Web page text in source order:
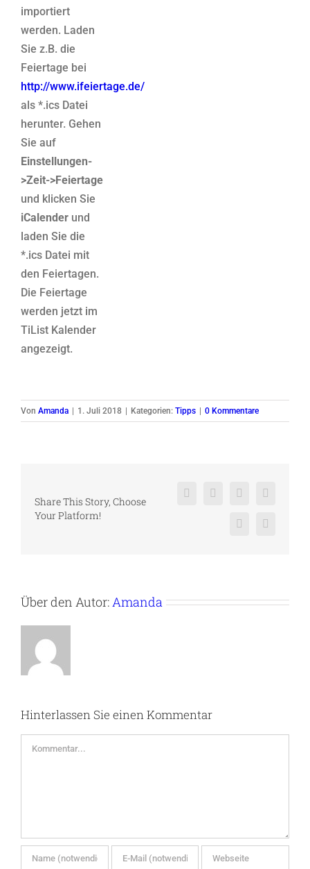
importiert
werden. Laden
Sie z.B. die
Feiertage bei
http://www.ifeiertage.de/
als *.ics Datei
herunter. Gehen
Sie auf
Einstellungen-
>Zeit->Feiertage
und klicken Sie
iCalender und
laden Sie die
*.ics Datei mit
den Feiertagen.
Die Feiertage
werden jetzt im
TiList Kalender
angezeigt.
Von Amanda 1. Juli 2018 Kategorien: Tipps 0 Kommentare
Share This Story, Choose
Your Platform!
Facebook
X RedditLinkedIn
PinterestVk
Über den Autor: Amanda
Hinterlassen Sie einen Kommentar
Kommentar